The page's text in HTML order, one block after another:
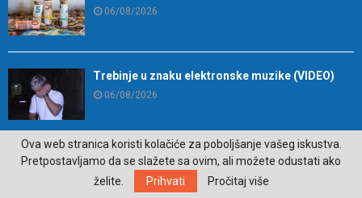
06/08/2026
Trebinje u znaku elektronske muzike (VIDEO)
06/08/2026
Namirnica koja je idealna za zdravlje mozga
06/08/2026
Ova web stranica koristi kolačiće za poboljšanje vašeg iskustva.
Pretpostavljamo da se slažete sa ovim, ali možete odustati ako
želite.
Prihvati Pročitaj više